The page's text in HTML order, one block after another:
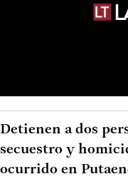
Detienen a dos
secuestro y
ocurrido en